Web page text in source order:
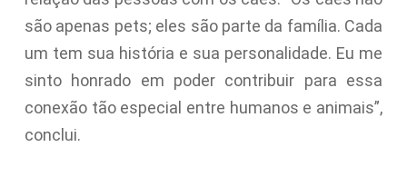
são apenas pets; eles são parte da família. Cada
um tem sua história e sua personalidade. Eu me
sinto honrado em poder contribuir para essa
conexão tão especial entre humanos e animais”,
conclui.